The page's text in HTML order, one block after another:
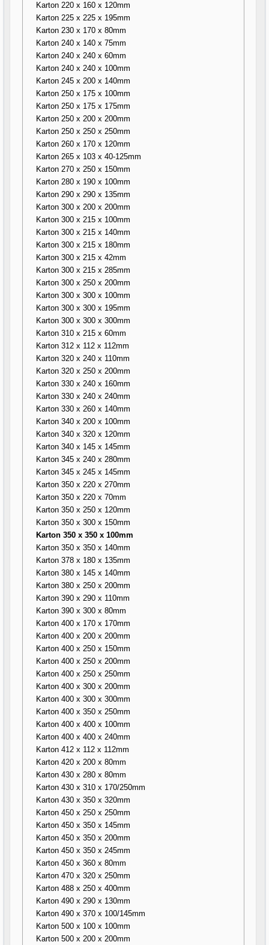
Karton 220 x 160 x 120mm
Karton 225 x 225 x 195mm
Karton 230 x 170 x 80mm
Karton 240 x 140 x 75mm
Karton 240 x 240 x 60mm
Karton 240 x 240 x 100mm
Karton 245 x 200 x 140mm
Karton 250 x 175 x 100mm
Karton 250 x 175 x 175mm
Karton 250 x 200 x 200mm
Karton 250 x 250 x 250mm
Karton 260 x 170 x 120mm
Karton 265 x 103 x 40-125mm
Karton 270 x 250 x 150mm
Karton 280 x 190 x 100mm
Karton 290 x 290 x 135mm
Karton 300 x 200 x 200mm
Karton 300 x 215 x 100mm
Karton 300 x 215 x 140mm
Karton 300 x 215 x 180mm
Karton 300 x 215 x 42mm
Karton 300 x 215 x 285mm
Karton 300 x 250 x 200mm
Karton 300 x 300 x 100mm
Karton 300 x 300 x 195mm
Karton 300 x 300 x 300mm
Karton 310 x 215 x 60mm
Karton 312 x 112 x 112mm
Karton 320 x 240 x 110mm
Karton 320 x 250 x 200mm
Karton 330 x 240 x 160mm
Karton 330 x 240 x 240mm
Karton 330 x 260 x 140mm
Karton 340 x 200 x 100mm
Karton 340 x 320 x 120mm
Karton 340 x 145 x 145mm
Karton 345 x 240 x 280mm
Karton 345 x 245 x 145mm
Karton 350 x 220 x 270mm
Karton 350 x 220 x 70mm
Karton 350 x 250 x 120mm
Karton 350 x 300 x 150mm
Karton 350 x 350 x 100mm
Karton 350 x 350 x 140mm
Karton 378 x 180 x 135mm
Karton 380 x 145 x 140mm
Karton 380 x 250 x 200mm
Karton 390 x 290 x 110mm
Karton 390 x 300 x 80mm
Karton 400 x 170 x 170mm
Karton 400 x 200 x 200mm
Karton 400 x 250 x 150mm
Karton 400 x 250 x 200mm
Karton 400 x 250 x 250mm
Karton 400 x 300 x 200mm
Karton 400 x 300 x 300mm
Karton 400 x 350 x 250mm
Karton 400 x 400 x 100mm
Karton 400 x 400 x 240mm
Karton 412 x 112 x 112mm
Karton 420 x 200 x 80mm
Karton 430 x 280 x 80mm
Karton 430 x 310 x 170/250mm
Karton 430 x 350 x 320mm
Karton 450 x 250 x 250mm
Karton 450 x 350 x 145mm
Karton 450 x 350 x 200mm
Karton 450 x 350 x 245mm
Karton 450 x 360 x 80mm
Karton 470 x 320 x 250mm
Karton 488 x 250 x 400mm
Karton 490 x 290 x 130mm
Karton 490 x 370 x 100/145mm
Karton 500 x 100 x 100mm
Karton 500 x 200 x 200mm